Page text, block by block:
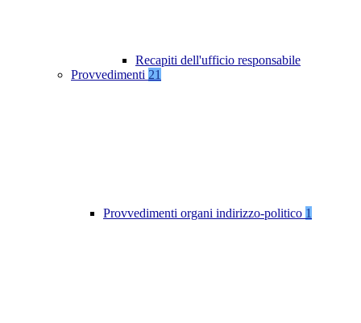
Recapiti dell'ufficio responsabile
Provvedimenti 21
Provvedimenti organi indirizzo-politico 1